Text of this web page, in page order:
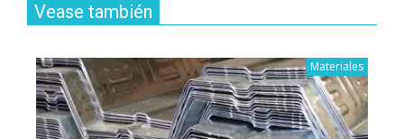
Vease también
Materiales